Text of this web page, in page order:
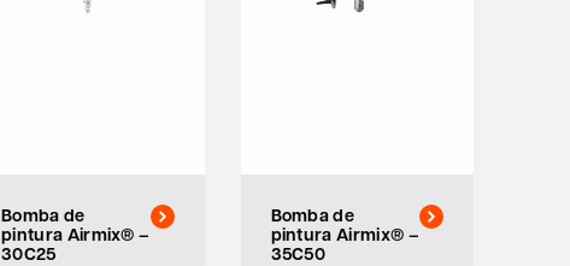
Bomba de
pintura Airmix® –
30C25
Bomba de
pintura Airmix® –
35C50